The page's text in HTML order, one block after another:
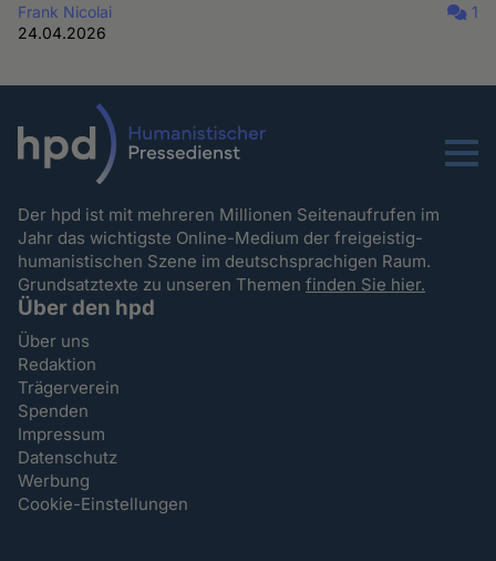
Frank Nicolai
24.04.2026
1
Menu
Der hpd ist mit mehreren Millionen Seitenaufrufen im
Jahr das wichtigste Online-Medium der freigeistig-
humanistischen Szene im deutschsprachigen Raum.
Grundsatztexte zu unseren Themenfinden Sie hier.
Über den hpd
Über uns
Redaktion
Trägerverein
Spenden
Impressum
Datenschutz
Werbung
Cookie-Einstellungen